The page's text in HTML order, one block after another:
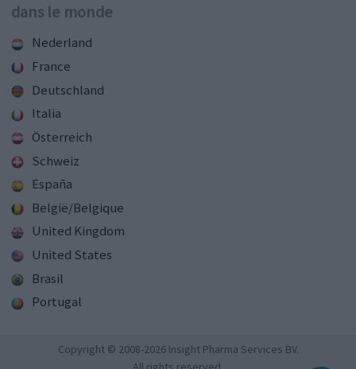
dans le monde
Nederland
France
Deutschland
Italia
Österreich
Schweiz
España
België/Belgique
United Kingdom
United States
Brasil
Portugal
Copyright © 2008-2026 Insight Pharma Services BV.